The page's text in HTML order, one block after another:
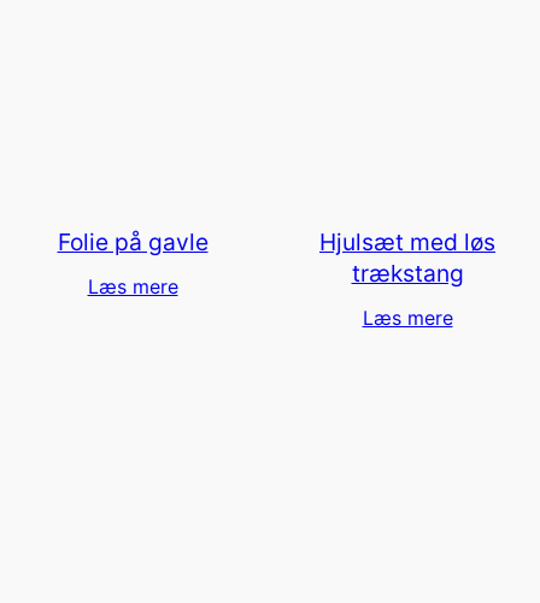
Folie på gavle
Læs mere
Hjulsæt med løs
trækstang
Læs mere